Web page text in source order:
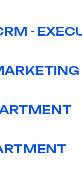
-